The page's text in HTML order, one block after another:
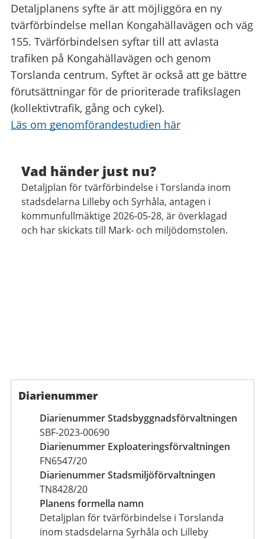
Detaljplanens syfte är att möjliggöra en ny
tvärförbindelse mellan Kongahällavägen och väg
155. Tvärförbindelsen syftar till att avlasta
trafiken på Kongahällavägen och genom
Torslanda centrum. Syftet är också att ge bättre
förutsättningar för de prioriterade trafikslagen
(kollektivtrafik, gång och cykel).
Läs om genomförandestudien här
Vad händer just nu?
Detaljplan för tvärförbindelse i Torslanda inom
stadsdelarna Lilleby och Syrhåla, antagen i
kommunfullmäktige 2026-05-28, är överklagad
och har skickats till Mark- och miljödomstolen.
Diarienummer
Diarienummer Stadsbyggnadsförvaltningen
SBF-2023-00690
Diarienummer Exploateringsförvaltningen
FN6547/20
Diarienummer Stadsmiljöförvaltningen
TN8428/20
Planens formella namn
Detaljplan för tvärförbindelse i Torslanda
inom stadsdelarna Syrhåla och Lilleby